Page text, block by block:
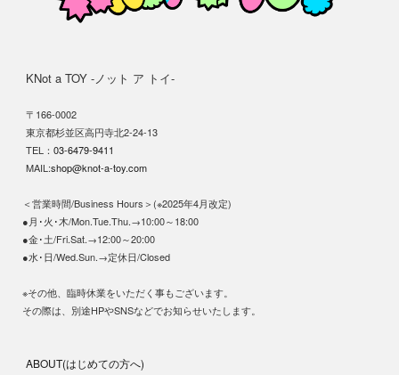
KNot a TOY -ノット ア トイ-
〒166-0002
東京都杉並区高円寺北2-24-13
TEL： 03-6479-9411
MAIL:shop@knot-a-toy.com
＜営業時間/Business Hours＞(※2025年4月改定)
●月･火･木/Mon.Tue.Thu.→10:00～18:00
●金･土/Fri.Sat.→12:00～20:00
●水･日/Wed.Sun.→定休日/Closed
※その他、臨時休業をいただく事もございます。
その際は、別途HPやSNSなどでお知らせいたします。
ABOUT(はじめての方へ)